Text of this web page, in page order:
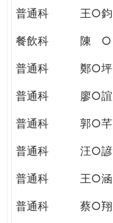
CITIZENSHIP
普通科
王○鈞
餐飲科
陳 ○
普通科
鄭○坪
普通科
廖○誼
普通科
郭○芊
普通科
汪○諺
普通科
王○涵
普通科
蔡○翔